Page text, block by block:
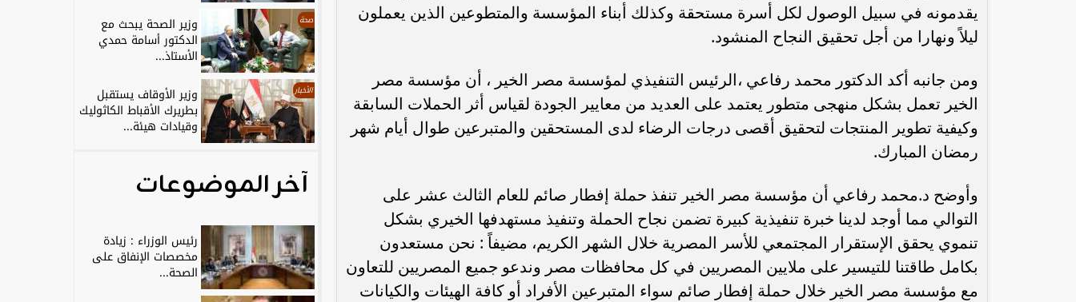
يقدمونه في سبيل الوصول لكل أسرة مستحقة وكذلك أبناء المؤسسة والمتطوعين الذين يعملون
ليلاً ونهارا من أجل تحقيق النجاح المنشود.
ومن جانبه أكد الدكتور محمد رفاعي ،الرئيس التنفيذي لمؤسسة مصر الخير ، أن مؤسسة مصر
الخير تعمل بشكل منهجى متطور يعتمد على العديد من معايير الجودة لقياس أثر الحملات السابقة
وكيفية تطوير المنتجات لتحقيق أقصى درجات الرضاء لدى المستحقين والمتبرعين طوال أيام شهر
رمضان المبارك.
وأوضح د.محمد رفاعي أن مؤسسة مصر الخير تنفذ حملة إفطار صائم للعام الثالث عشر على
التوالي مما أوجد لدينا خبرة تنفيذية كبيرة تضمن نجاح الحملة وتنفيذ مستهدفها الخيري بشكل
تنموي يحقق الإستقرار المجتمعي للأسر المصرية خلال الشهر الكريم، مضيفاً : نحن مستعدون
بكامل طاقتنا للتيسير على ملايين المصريين في كل محافظات مصر وندعو جميع المصريين للتعاون
مع مؤسسة مصر الخير خلال حملة إفطار صائم سواء المتبرعين الأفراد أو كافة الهيئات والكيانات
صحة وزير الصحة يبحث مع
الدكتور أسامة حمدي
الأستاذ...
الأخبار وزير الأوقاف يستقبل
بطريرك الأقباط الكاثوليك
وقيادات هيئة...
آخر الموضوعات
رئيس الوزراء : زيادة
مخصصات الإنفاق على
الصحة...